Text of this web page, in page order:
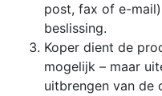
post, fax of e-
beslissing.
Koper dient de
mogelijk – maar
uitbrengen van de